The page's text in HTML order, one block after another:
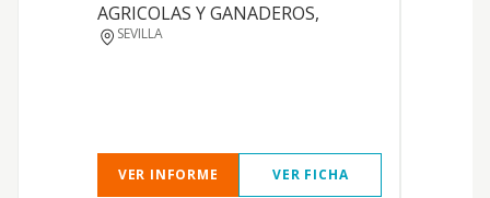
AGRICOLAS Y GANADEROS,
SEVILLA
VER INFORME VER FICHA